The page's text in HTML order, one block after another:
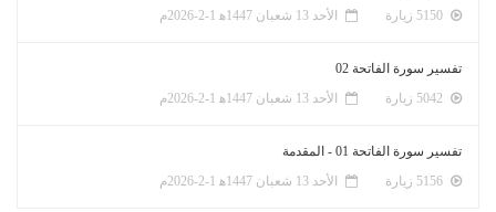
الأحد 13 شعبان 1447ﻫ 1-2-2026م
تفسير سورة الفاتحة 02
الأحد 13 شعبان 1447ﻫ 1-2-2026م
تفسير سورة الفاتحة 01 - المقدمة
الأحد 13 شعبان 1447ﻫ 1-2-2026م